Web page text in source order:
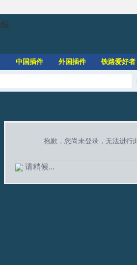
中国插件 外国插件 铁路爱好者
抱歉，您尚未登录，无法进行
请稍候...